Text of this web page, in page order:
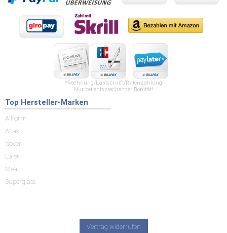
*Rechnung/Lastschrift/Ratenzahlung
Nur bei entsprechender Bonität!
Top Hersteller-Marken
Allform
Atlas
Isover
Laier
Mea
Superglass
Vertrag widerrufen